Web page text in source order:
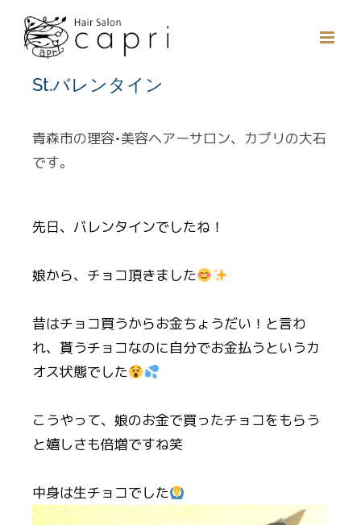
content
St.バレンタイン
青森市の理容•美容ヘアーサロン、カプリの大石
です。
先日、バレンタインでしたね！
娘から、チョコ頂きました
昔はチョコ買うからお金ちょうだい！と言わ
れ、貰うチョコなのに自分でお金払うというカ
オス状態でした
こうやって、娘のお金で買ったチョコをもらう
と嬉しさも倍増ですね笑
中身は生チョコでした